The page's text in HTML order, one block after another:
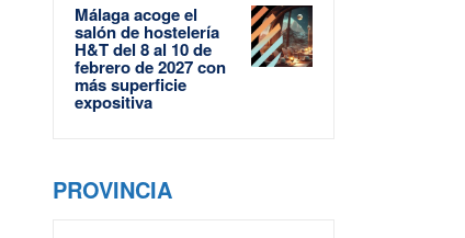
Málaga acoge el
salón de hostelería
H&T del 8 al 10 de
febrero de 2027 con
más superficie
expositiva
PROVINCIA